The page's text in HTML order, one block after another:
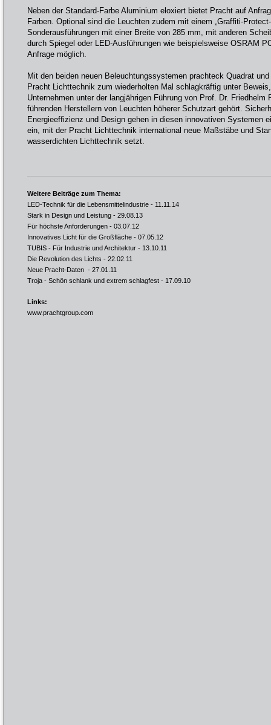
Neben der Standard-Farbe Aluminium eloxiert bietet Pracht auf
Farben. Optional sind die Leuchten zudem mit einem „Graffiti-
Sonderausführungen mit einer Breite von 285 mm, mit anderen
durch Spiegel oder LED-Ausführungen wie beispielsweise OSRAM
Anfrage möglich.
Mit den beiden neuen Beleuchtungssystemen prachteck Quadrat
Pracht Lichttechnik zum wiederholten Mal schlagkräftig unter
Unternehmen unter der langjährigen Führung von Prof. Dr. Friedhelm
führenden Herstellern von Leuchten höherer Schutzart gehört.
Energieeffizienz und Design gehen in diesen innovativen Systemen
ein, mit der Pracht Lichttechnik international neue Maßstäbe und
wasserdichten Lichttechnik setzt.
Weitere Beiträge zum Thema:
LED-Technik für die Lebensmittelindustrie - 11.11.14
Stark in Design und Leistung - 29.08.13
Für höchste Anforderungen - 03.07.12
Innovatives Licht für die Großfläche - 07.05.12
TUBIS - Für Industrie und Architektur - 13.10.11
Die Revolution des Lichts - 22.02.11
Neue Pracht-Daten - 27.01.11
Troja - Schön schlank und extrem schlagfest - 17.09.10
Links:
www.prachtgroup.com